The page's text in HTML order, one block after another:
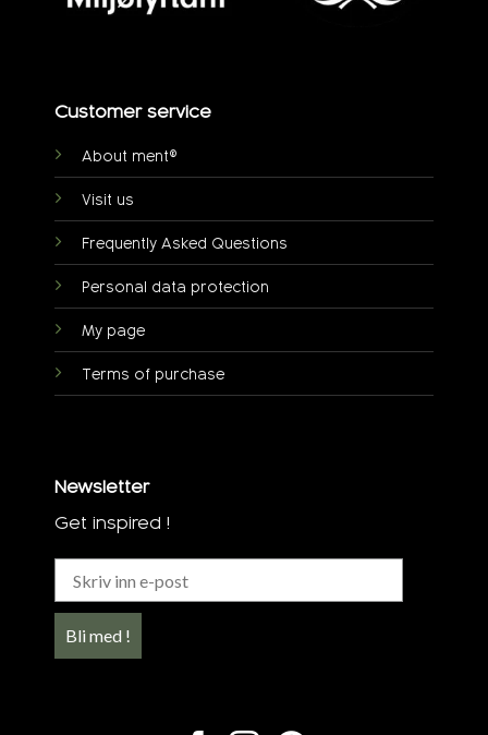
Customer service
About ment®
Visit us
Frequently Asked Questions
Personal data protection
My page
Terms of purchase
Newsletter
Get inspired !
Bli med !